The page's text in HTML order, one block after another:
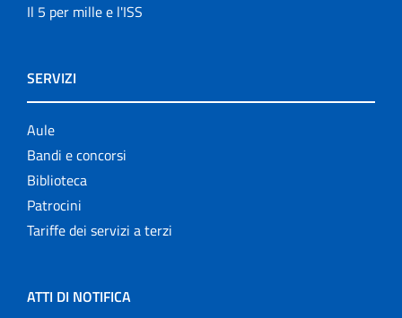
Il 5 per mille e l'ISS
SERVIZI
Aule
Bandi e concorsi
Biblioteca
Patrocini
Tariffe dei servizi a terzi
ATTI DI NOTIFICA